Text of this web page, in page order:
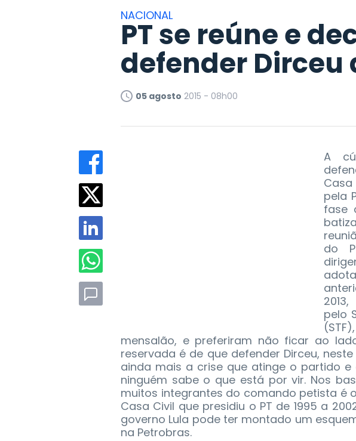
NACIONAL
PT se reúne e
defender Dirceu
05 agosto 2015 - 08h00
A
pela
fase
do
pelo
mensalão, e preferiram não ficar ao
reservada é de que defender Dirceu,
ainda mais a crise que atinge o partido e
ninguém sabe o que está por vir. Nos
muitos integrantes do comando petista é
Casa Civil que presidiu o PT de 1995 a
governo Lula pode ter montado um
na Petrobras.